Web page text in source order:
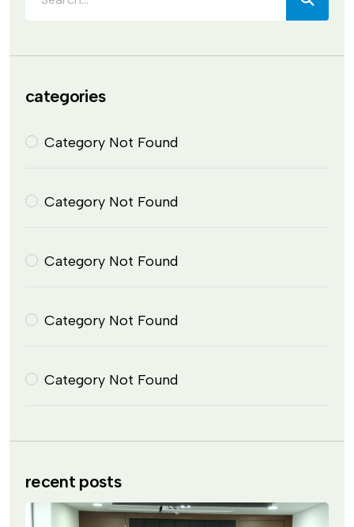
categories
Category Not Found
Category Not Found
Category Not Found
Category Not Found
Category Not Found
recent posts